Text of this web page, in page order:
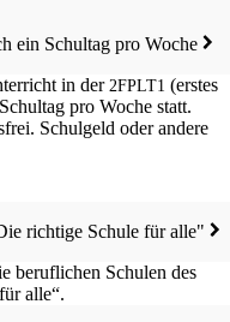
ein Schul­tag pro Woche
in der 2FPLT1 (erstes
pro Woche statt.
Schul­geld oder andere
richti­ge Schule für alle"
beruf­li­chen Schulen des
alle“.